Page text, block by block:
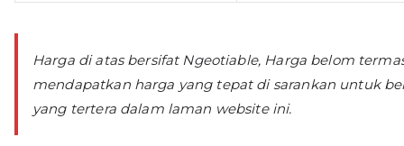
Harga di atas bersifat Ngeotiable, Harga belom
mendapatkan harga yang tepat di sarankan untuk
yang tertera dalam laman website ini.